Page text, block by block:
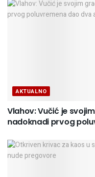
AKTUALNO
Vlahov: Vučić je
nadoknadi prvog